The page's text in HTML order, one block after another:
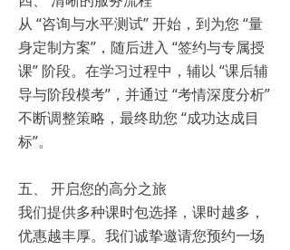
从 “咨询与水平测试”​ 开始，到为您 “量
身定制方案”，随后进入 “签约与专属授
课”​ 阶段。在学习过程中，辅以 “课后辅
导与阶段模考”，并通过 “考情深度分析”​
不断调整策略，最终助您 “成功达成目
标”。
五、 开启您的高分之旅
我们提供多种课时包选择，课时越多，
优惠越丰厚。我们诚挚邀请您预约一场